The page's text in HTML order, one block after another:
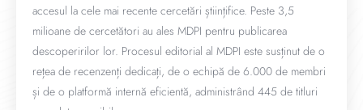
accesul la cele mai recente cercetări științifice. Peste 3,5
milioane de cercetători au ales MDPI pentru publicarea
descoperirilor lor. Procesul editorial al MDPI este susținut de o
rețea de recenzenți dedicați, de o echipă de 6.000 de membri
și de o platformă internă eficientă, administrând 445 de titluri